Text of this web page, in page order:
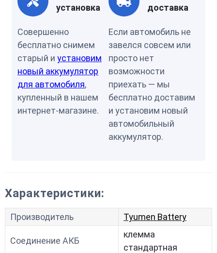
установка
Совершенно
бесплатно снимем
старый и установим
новый аккумулятор
для автомобиля,
купленный в нашем
интернет-магазине.
доставка
Если автомобиль не
завелся совсем или
просто нет
возможности
приехать — мы
бесплатно доставим
и установим новый
автомобильный
аккумулятор.
Характеристики:
Производитель Tyumen Battery
Соединение АКБ
клемма
стандартная